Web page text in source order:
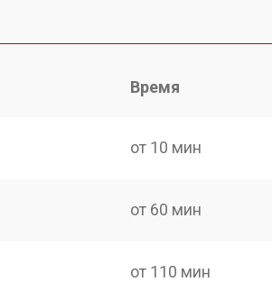
Время
от 10 мин
от 60 мин
от 110 мин